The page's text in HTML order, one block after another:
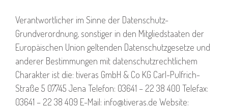
Verantwortlicher im Sinne der Datenschutz-
Grundverordnung, sonstiger in den Mitgliedstaaten der
Europäischen Union geltenden Datenschutzgesetze und
anderer Bestimmungen mit datenschutzrechtlichem
Charakter ist die: tiveras GmbH & Co KG Carl-Pulfrich-
Straße 5 07745 Jena Telefon: 03641 – 22 38 400 Telefax:
03641 – 22 38 409 E-Mail: info@tiveras.de Website: